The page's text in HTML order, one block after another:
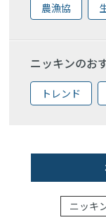
農漁協
ニッキンのお
トレンド
ニッキ